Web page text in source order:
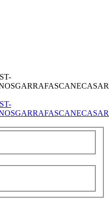
T-
GARRAFASCANECASAR
T-
GARRAFASCANECASAR